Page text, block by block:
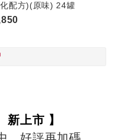
配方)(原味) 24罐
新上市 】